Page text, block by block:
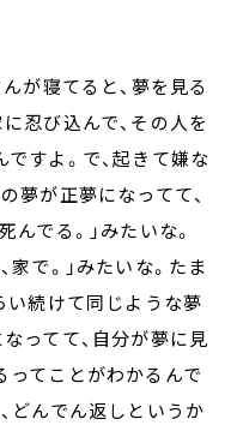
が寝てると、夢を見る
忍び込んで、その人を
すよ。で、起きて嫌な
夢が正夢になってて、
でる。」みたいな。
で。」みたいな。たま
い続けて同じような夢
ってて、自分が夢に見
てことがわかるんで
どんでん返しというか